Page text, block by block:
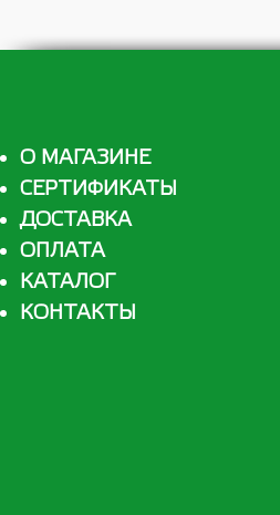
О МАГАЗИНЕ
СЕРТИФИКАТЫ
ДОСТАВКА
ОПЛАТА
КАТАЛОГ
КОНТАКТЫ